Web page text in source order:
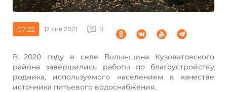
07:22 12 янв 2021 0
В 2020 году в селе Волынщина Кузоватовского
района завершились работы по благоустройству
родника, используемого населением в качестве
источника питьевого водоснабжения.